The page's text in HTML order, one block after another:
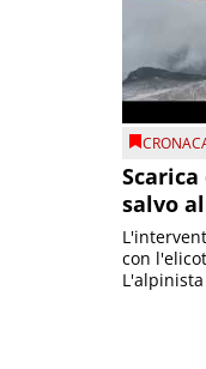
salvo
con